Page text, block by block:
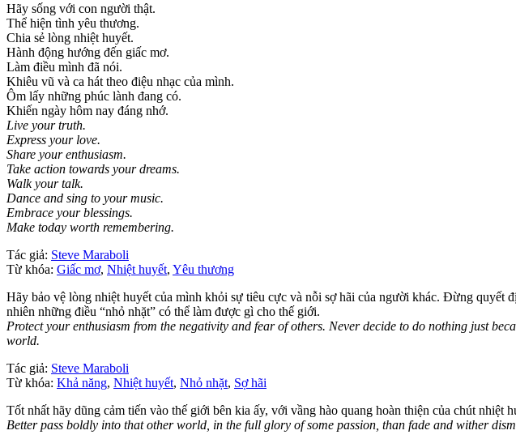
Hãy sống với con người thật.
Thể hiện tình yêu thương.
Chia sẻ lòng nhiệt huyết.
Hành động hướng đến giấc mơ.
Làm điều mình đã nói.
Khiêu vũ và ca hát theo điệu nhạc của mình.
Ôm lấy những phúc lành đang có.
Khiến ngày hôm nay đáng nhớ.
Live your truth.
Express your love.
Share your enthusiasm.
Take action towards your dreams.
Walk your talk.
Dance and sing to your music.
Embrace your blessings.
Make today worth remembering.
Tác giả: Steve Maraboli
Từ khóa: Giấc mơ, Nhiệt huyết, Yêu thương
Hãy bảo vệ lòng nhiệt huyết của mình khỏi sự tiêu cực và nỗi sợ hãi của người khác. Đừng
nhiên những điều “nhỏ nhặt” có thể làm được gì cho thế giới.
Protect your enthusiasm from the negativity and fear of others. Never decide to do nothing just
world.
Tác giả: Steve Maraboli
Từ khóa: Khả năng, Nhiệt huyết, Nhỏ nhặt, Sợ hãi
Tốt nhất hãy dũng cảm tiến vào thế giới bên kia ấy, với vầng hào quang hoàn thiện của chút nhiệt
Better pass boldly into that other world, in the full glory of some passion, than fade and wither